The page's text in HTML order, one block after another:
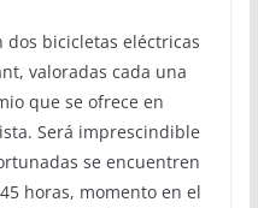
dos bicicletas eléctricas
valoradas cada una
que se ofrece en
Será imprescindible
se encuentren
horas, momento en el